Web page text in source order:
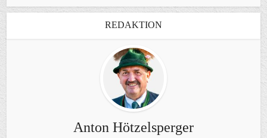
REDAKTION
Anton Hötzelsperger